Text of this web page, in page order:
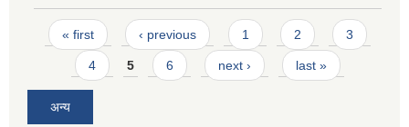
Pages
« first ‹ previous 1 2 3
4 5 6 next › last »
अन्य